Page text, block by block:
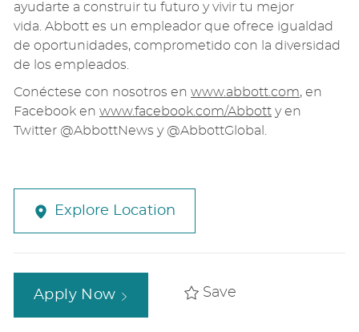
ayudarte a construir tu futuro y vivir tu mejor
vida. Abbott es un empleador que ofrece igualdad
de oportunidades, comprometido con la diversidad
de los empleados.
Conéctese con nosotros en www.abbott.com, en
Facebook en www.facebook.com/Abbott y en
Twitter @AbbottNews y @AbbottGlobal.
Explore Location
Apply Now Save